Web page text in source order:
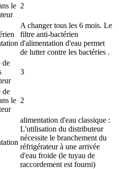
le 2
A changer tous les 6 mois. Le
filtre anti-bactérien
d'alimentation d'eau permet
de lutter contre les bactéries .
de
3
de
le 2
alimentation d'eau classique :
L'utilisation du distributeur
nécessite le branchement du
réfrigérateur à une arrivée
d'eau froide (le tuyau de
raccordement est fourni)